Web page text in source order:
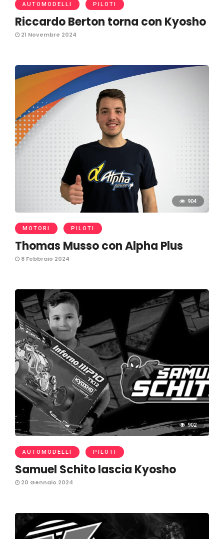
AUTOMODELLI PILOTI
Riccardo Berton torna con Kyosho
21 Novembre 2024
904
MOTORI PILOTI
Thomas Musso con Alpha Plus
8 Febbraio 2024
902
AUTOMODELLI PILOTI
Samuel Schito lascia Kyosho
20 Gennaio 2024